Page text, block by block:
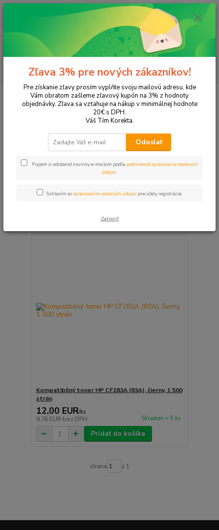
Hľadať
ks
za 0,00 EUR
Tonery a náplne do tlačiarní Hewlett Packard
HP LaserJet Pro
M125a
Upresniť parametre
strana
Kompatibilný toner HP CF283A (83A), čierny, 1 500
strán
12,00 EUR/ks
9,76 EUR bez DPH Skladom > 5 ks
Pridať do košíka
strana z 1
Zľava 3% pre nových zákazníkov!
Pre získanie zľavy prosím vyplňte svoju mailovú adresu, kde
Vám obratom zašleme zľavový kupón na 3% z hodnoty
objednávky. Zľava sa vzťahuje na nákup v minimálnej hodnote
20€ s DPH.
Váš Tím Korekta.
Odoslať
Prajem si odoberať novinky e-mailom podľa podmienok spracovania osobných
údajov.
Súhlasím sospracovaním osobných údajov pre účely registrácie.
Zatvoriť